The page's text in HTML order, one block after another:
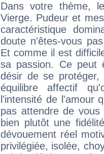
Dans votre thème,
Vierge. Pudeur et
caractéristique
doute n'êtes-vous
Et comme il est
sa passion. Ce peut
désir de se
équilibre affectif
l'intensité de l'amour
pas attendre de vous
bien plutôt une
dévouement réel
privilégiée, isolée,